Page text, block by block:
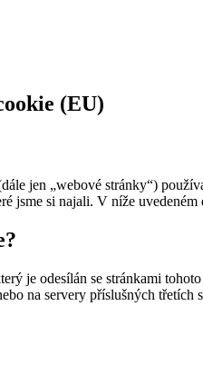
(EU)
jen „webové stránky“)
jsme si najali. V níže
je odesílán se stránkami
na servery příslušných třetích